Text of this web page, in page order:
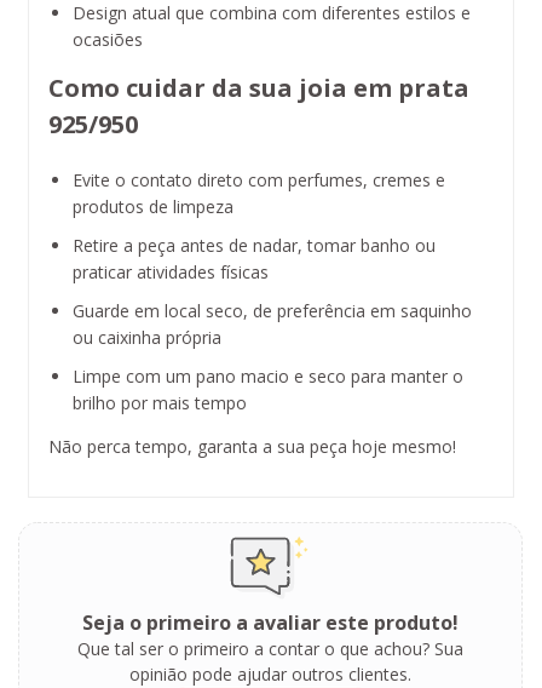
Design atual que combina com diferentes estilos e
ocasiões
Como cuidar da sua joia em prata
925/950
Evite o contato direto com perfumes, cremes e
produtos de limpeza
Retire a peça antes de nadar, tomar banho ou
praticar atividades físicas
Guarde em local seco, de preferência em saquinho
ou caixinha própria
Limpe com um pano macio e seco para manter o
brilho por mais tempo
Não perca tempo, garanta a sua peça hoje mesmo!
Seja o primeiro a avaliar este produto!
Que tal ser o primeiro a contar o que achou? Sua
opinião pode ajudar outros clientes.